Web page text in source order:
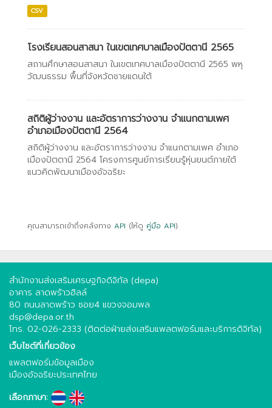
CSV
โรงเรียนสอนสาสนา ในเขตเทศบาลเมืองปัตตานี 2565
สถานศึกษาสอนสาสนา ในเขตเทศบาลเมืองปัตตานี 2565 พหุ
วัฒนธรรม พื้นที่จังหวัดชายแดนใต้
สถิติผู้ว่างงาน และอัตราการว่างงาน จำแนกตามเพศ
อำเภอเมืองปัตตานี 2564
สถิติผู้ว่างงาน และอัตราการว่างงาน จำแนกตามเพศ อำเภอ
เมืองปัตตานี 2564 โครงการศูนย์การเรียนรู้หุ่นยนต์ภายใต้
แนวคิดพัฒนาเมืองอัจฉริยะ
คุณสามารถเข้าถึงคลังทาง API (ให้ดู คู่มือ API).
สำนักงานส่งเสริมเศรษฐกิจดิจิทัล (depa)
อาคาร ลาดพร้าวฮิลล์
80 ถนนลาดพร้าว ซอย4 แขวงจอมพล
dsp@depa.or.th
โทร. 02-026-2333 (ติดต่อฝ่ายส่งเสริมแพลตฟอร์มและบริการดิจิทัล)
เว็บไซต์ที่เกี่ยวข้อง
แพลตฟอร์มข้อมูลเมือง
เมืองอัจฉริยะประเทศไทย
เลือกภาษา